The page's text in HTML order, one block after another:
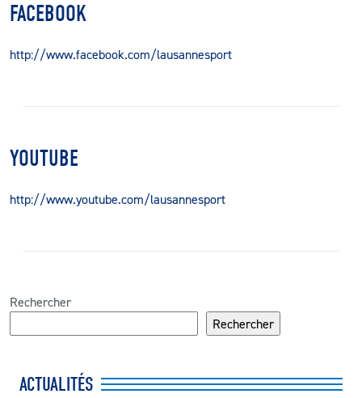
FACEBOOK
http://www.facebook.com/lausannesport
YOUTUBE
http://www.youtube.com/lausannesport
Rechercher
Rechercher
ACTUALITÉS